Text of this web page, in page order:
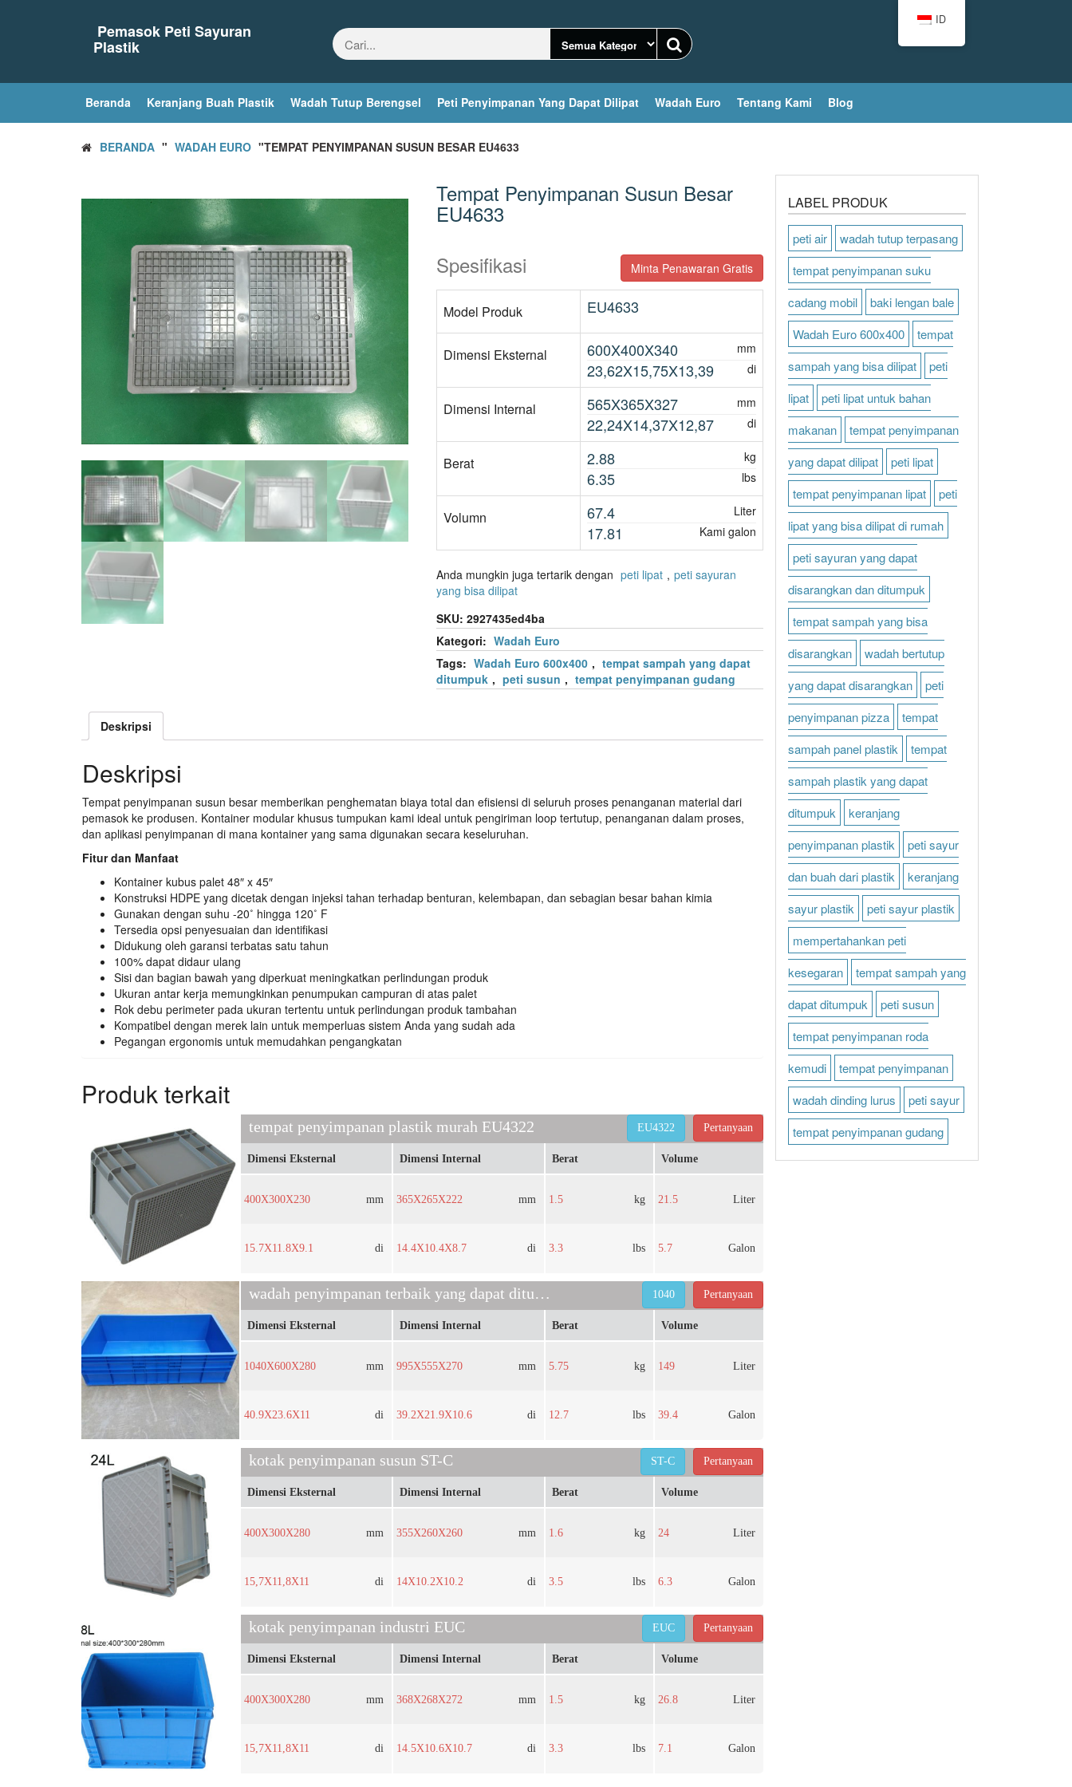
Pemasok Peti Sayuran
Plastik
Beranda Keranjang Buah Plastik Wadah Tutup Berengsel Peti Penyimpanan Yang Dapat Dilipat Wadah Euro Tentang Kami Blog
BERANDA " WADAH EURO "TEMPAT PENYIMPANAN SUSUN BESAR EU4633
Tempat Penyimpanan Susun Besar
EU4633
Spesifikasi
Minta Penawaran Gratis
Model Produk EU4633
Dimensi Eksternal 600X400X340 mm
23,62X15,75X13,39 di
Dimensi Internal 565X365X327 mm
22,24X14,37X12,87 di
Berat 2.88 kg
6.35 lbs
Volumn 67.4 Liter
17.81 Kami galon
Anda mungkin juga tertarik dengan peti lipat , peti sayuran
yang bisa dilipat
SKU: 2927435ed4ba
Kategori: Wadah Euro
Tags: Wadah Euro 600x400 , tempat sampah yang dapat
ditumpuk , peti susun , tempat penyimpanan gudang
Deskripsi
Deskripsi
Tempat penyimpanan susun besar memberikan penghematan biaya total dan efisiensi di seluruh proses penanganan material dari
pemasok ke produsen. Kontainer modular khusus tumpukan kami ideal untuk pengiriman loop tertutup, penanganan dalam proses,
dan aplikasi penyimpanan di mana kontainer yang sama digunakan secara keseluruhan.
Fitur dan Manfaat
Kontainer kubus palet 48″ x 45″
Konstruksi HDPE yang dicetak dengan injeksi tahan terhadap benturan, kelembapan, dan sebagian besar bahan kimia
Gunakan dengan suhu -20˚ hingga 120˚ F
Tersedia opsi penyesuaian dan identifikasi
Didukung oleh garansi terbatas satu tahun
100% dapat didaur ulang
Sisi dan bagian bawah yang diperkuat meningkatkan perlindungan produk
Ukuran antar kerja memungkinkan penumpukan campuran di atas palet
Rok debu perimeter pada ukuran tertentu untuk perlindungan produk tambahan
Kompatibel dengan merek lain untuk memperluas sistem Anda yang sudah ada
Pegangan ergonomis untuk memudahkan pengangkatan
Produk terkait
tempat penyimpanan plastik murah EU4322 Pertanyaan
EU4322
Dimensi Eksternal
400X300X230 mm
15.7X11.8X9.1 di
Dimensi Internal
365X265X222 mm
14.4X10.4X8.7 di
Berat
1.5 kg
3.3 lbs
Volume
21.5 Liter
5.7 Galon
wadah penyimpanan terbaik yang dapat ditumpuk 1040 Pertanyaan
1040
Dimensi Eksternal
1040X600X280 mm
40.9X23.6X11 di
Dimensi Internal
995X555X270 mm
39.2X21.9X10.6 di
Berat
5.75 kg
12.7 lbs
Volume
149 Liter
39.4 Galon
kotak penyimpanan susun ST-C Pertanyaan
ST-C
Dimensi Eksternal
400X300X280 mm
15,7X11,8X11 di
Dimensi Internal
355X260X260 mm
14X10.2X10.2 di
Berat
1.6 kg
3.5 lbs
Volume
24 Liter
6.3 Galon
kotak penyimpanan industri EUC Pertanyaan
EUC
Dimensi Eksternal
400X300X280 mm
15,7X11,8X11 di
Dimensi Internal
368X268X272 mm
14.5X10.6X10.7 di
Berat
1.5 kg
3.3 lbs
Volume
26.8 Liter
7.1 Galon
LABEL PRODUK
peti air
wadah tutup terpasang
tempat penyimpanan suku
cadang mobil
baki lengan bale
Wadah Euro 600x400
tempat
sampah yang bisa dilipat
peti
lipat
peti lipat untuk bahan
makanan
tempat penyimpanan
yang dapat dilipat
peti lipat
tempat penyimpanan lipat
peti
lipat yang bisa dilipat di rumah
peti sayuran yang dapat
disarangkan dan ditumpuk
tempat sampah yang bisa
disarangkan
wadah bertutup
yang dapat disarangkan
peti
penyimpanan pizza
tempat
sampah panel plastik
tempat
sampah plastik yang dapat
ditumpuk
keranjang
penyimpanan plastik
peti sayur
dan buah dari plastik
keranjang
sayur plastik
peti sayur plastik
mempertahankan peti
kesegaran
tempat sampah yang
dapat ditumpuk
peti susun
tempat penyimpanan roda
kemudi
tempat penyimpanan
wadah dinding lurus
peti sayur
tempat penyimpanan gudang
ID